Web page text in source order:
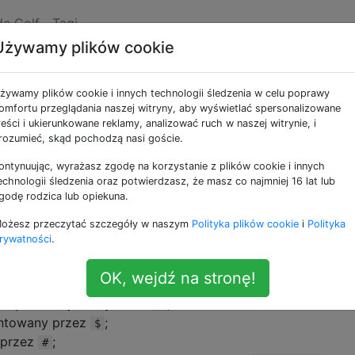
Golf Tagi
Roguelike
ścieżek Roguelike
uwagę dwuwymiarowy układ elementów opisanych
lub zwrócenie pojedynczej liczby reprezentującej
bez budzenia potworów.
przez jedną .
lub spację, twoje połączenie;
oczywiście
przez
$ ;
# ;
plików cookie
plików cookie i innych technologii śledzenia w celu poprawy
przeglądania naszej witryny, aby wyświetlać spersonalizowane
i ukierunkowane reklamy, analizować ruch w naszej witrynie, i
skąd pochodzą nasi goście.
wyrażasz zgodę na korzystanie z plików cookie i innych
śledzenia oraz potwierdzasz, że masz co najmniej 16 lat lub
rodzica lub opiekuna.
przeczytać szczegóły w naszym Polityka plików cookie i Polityka
.
OK, wejdź na stronę!